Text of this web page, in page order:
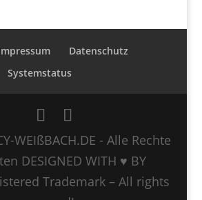
Datenschutz
Systemstatus
WEIßBACH.DE - Alle Rechte
DESIGNED WITH ♥ BY
Trademark – All rights